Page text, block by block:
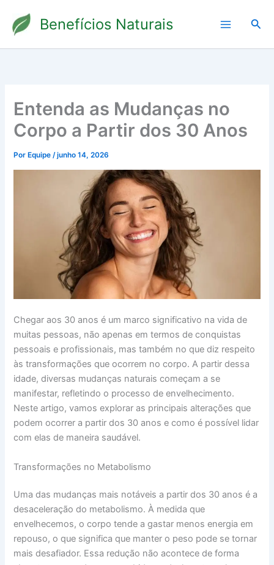
para
conteúdo
Benefícios Naturais
Entenda as Mudanças no
Corpo a Partir dos 30 Anos
Por Equipe/junho 14, 2026
Chegar aos 30 anos é um marco significativo na vida de
muitas pessoas, não apenas em termos de conquistas
pessoais e profissionais, mas também no que diz respeito
às transformações que ocorrem no corpo. A partir dessa
idade, diversas mudanças naturais começam a se
manifestar, refletindo o processo de envelhecimento.
Neste artigo, vamos explorar as principais alterações que
podem ocorrer a partir dos 30 anos e como é possível lidar
com elas de maneira saudável.
Transformações no Metabolismo
Uma das mudanças mais notáveis a partir dos 30 anos é a
desaceleração do metabolismo. À medida que
envelhecemos, o corpo tende a gastar menos energia em
repouso, o que significa que manter o peso pode se tornar
mais desafiador. Essa redução não acontece de forma